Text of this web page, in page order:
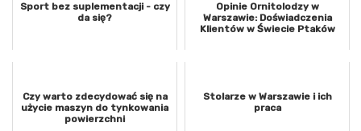
Sport bez suplementacji - czy
da się?
Opinie Ornitolodzy w
Warszawie: Doświadczenia
Klientów w Świecie Ptaków
Czy warto zdecydować się na
użycie maszyn do tynkowania
powierzchni
Stolarze w Warszawie i ich
praca